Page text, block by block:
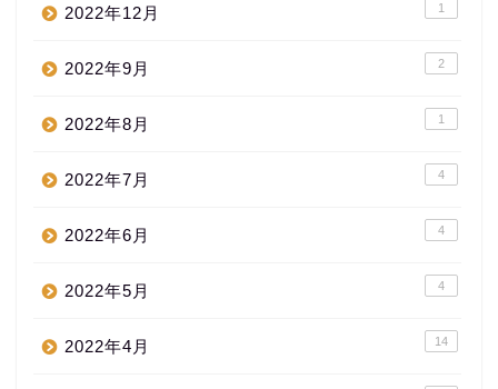
2022年12月 1
2022年9月 2
2022年8月 1
2022年7月 4
2022年6月 4
2022年5月 4
2022年4月 14